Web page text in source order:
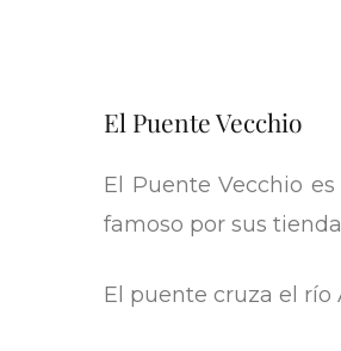
El Puente Vecchio
El Puente Vecchio
famoso por sus
El puente cruza el río